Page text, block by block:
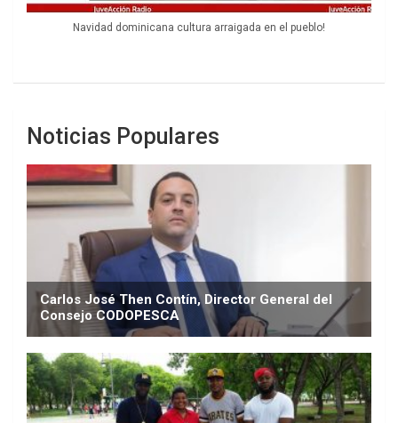
Navidad dominicana cultura arraigada en el pueblo!
Noticias Populares